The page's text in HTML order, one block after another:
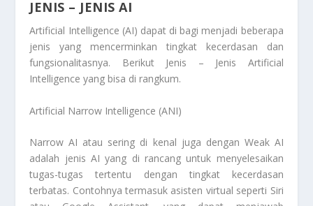
JENIS – JENIS AI
Artificial Intelligence (AI) dapat di bagi menjadi beberapa
jenis yang mencerminkan tingkat kecerdasan dan
fungsionalitasnya. Berikut Jenis – Jenis Artificial
Intelligence yang bisa di rangkum.
Artificial Narrow Intelligence (ANI)
Narrow AI atau sering di kenal juga dengan Weak AI
adalah jenis AI yang di rancang untuk menyelesaikan
tugas-tugas tertentu dengan tingkat kecerdasan
terbatas. Contohnya termasuk asisten virtual seperti Siri